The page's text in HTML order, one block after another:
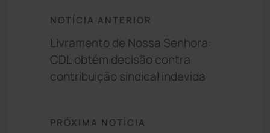
NOTÍCIA ANTERIOR
Livramento de Nossa Senhora:
CDL obtém decisão contra
contribuição sindical indevida
PRÓXIMA NOTÍCIA